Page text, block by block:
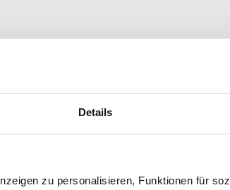
Details
zu personalisieren, Funktionen für